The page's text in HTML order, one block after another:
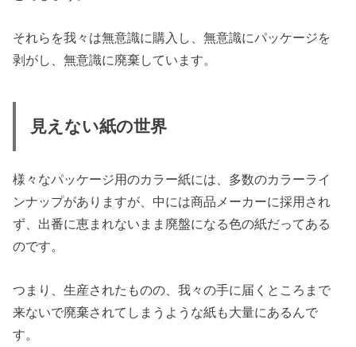
それらを我々は無意識に購入し、無意識にパッケージを
剥がし、無意識に廃棄しています。
見えない紙の世界
様々なパッケージ用のカラー紙には、多数のカラーライ
ンナップがありますが、中には商品メーカーに採用され
ず、出番に恵まれないまま廃盤になる色の紙だってある
のです。
つまり、生産されたものの、我々の手に届くところまで
来ないで廃棄されてしまうような紙も大量にあるんで
す。